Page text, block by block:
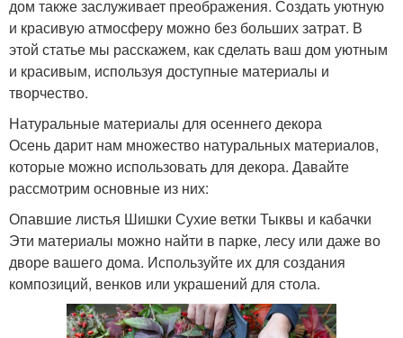
дом также заслуживает преображения. Создать уютную
и красивую атмосферу можно без больших затрат. В
этой статье мы расскажем, как сделать ваш дом уютным
и красивым, используя доступные материалы и
творчество.
Натуральные материалы для осеннего декора
Осень дарит нам множество натуральных материалов,
которые можно использовать для декора. Давайте
рассмотрим основные из них:
Опавшие листья Шишки Сухие ветки Тыквы и кабачки
Эти материалы можно найти в парке, лесу или даже во
дворе вашего дома. Используйте их для создания
композиций, венков или украшений для стола.